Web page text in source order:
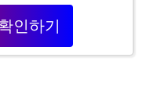
인하기